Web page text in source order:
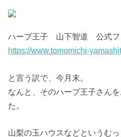
ハーブ王子 山下智道 公式フ
https://www.tomomichi-
と言う訳で、今月末。
なんと、そのハーブ王子さん
た。
山梨の玉ハウスなどというむ